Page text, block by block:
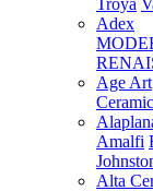
Troya
Adex
Age Art
Amalfi
Alta